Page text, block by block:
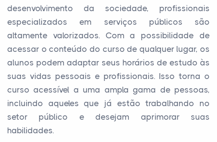
desenvolvimento da sociedade, profissionais
especializados em serviços públicos são
altamente valorizados. Com a possibilidade de
acessar o conteúdo do curso de qualquer lugar, os
alunos podem adaptar seus horários de estudo às
suas vidas pessoais e profissionais. Isso torna o
curso acessível a uma ampla gama de pessoas,
incluindo aqueles que já estão trabalhando no
setor público e desejam aprimorar suas
habilidades.